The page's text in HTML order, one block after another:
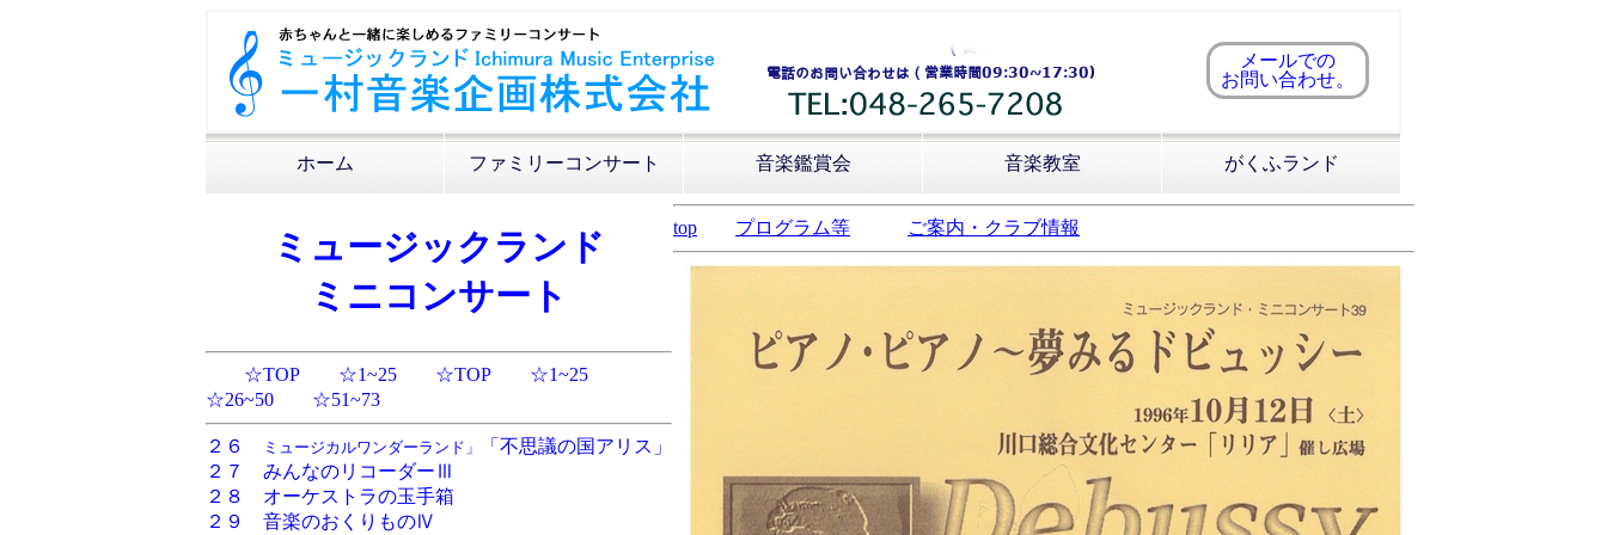
メールでの
お問い合わせ。
ホーム ファミリーコンサート 音楽鑑賞会 音楽教室 がくふランド
ミュージックランド
ミニコンサート
☆TOP ☆1~25 ☆TOP
☆1~25
☆26~50
☆51~73
２６ ミュージカルワンダーランド」
「不思議の国アリス」
２７ みんなのリコーダーⅢ
２８ オーケストラの玉手箱
２９ 音楽のおくりものⅣ
top プログラム等 ご案内・クラブ情報